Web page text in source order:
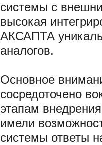
системы с
высокая
АКСАПТА
аналогов.
Основное
сосредоточено
этапам
имели
системы ответы